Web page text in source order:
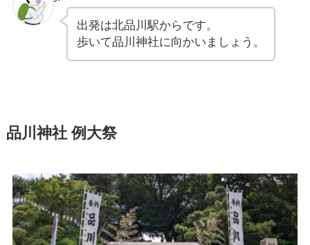
出発は北品川駅からです。
歩いて品川神社に向かいましょう。
品川神社 例大祭